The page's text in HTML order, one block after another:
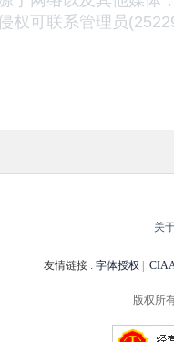
权可联系管理员
关
友情链接 : 字体授权
版权所